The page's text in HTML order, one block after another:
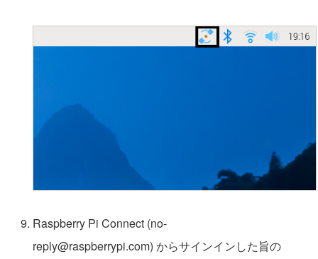
Raspberry Pi Connect (no-
reply@raspberrypi.com) からサインインした旨の